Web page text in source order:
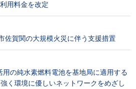
用料金を改定
佐賀関の大規模火災に伴う支援措置
用の純水素燃料電池を基地局に適用する
く環境に優しいネットワークをめざし